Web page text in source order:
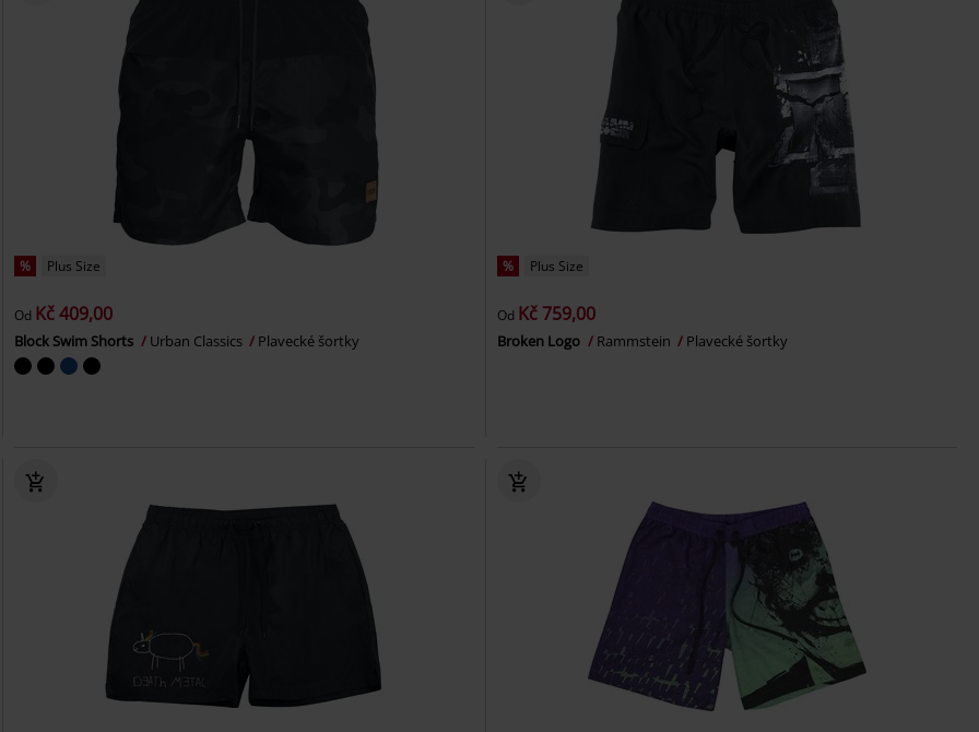
% Plus Size
Od Kč 409,00
Block Swim Shorts Urban Classics Plavecké šortky
% Plus Size
Od Kč 759,00
Broken Logo Rammstein Plavecké šortky